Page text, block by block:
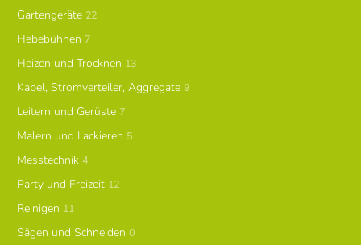
Gartengeräte 22
Hebebühnen 7
Heizen und Trocknen 13
Kabel, Stromverteiler, Aggregate 9
Leitern und Gerüste 7
Malern und Lackieren 5
Messtechnik 4
Party und Freizeit 12
Reinigen 11
Sägen und Schneiden 0